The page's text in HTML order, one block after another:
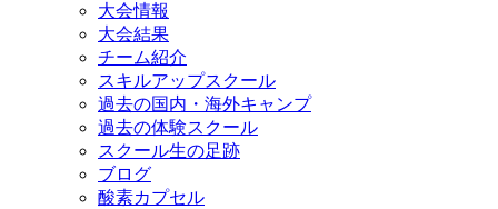
大会情報
大会結果
チーム紹介
スキルアップスクール
過去の国内・海外キャンプ
過去の体験スクール
スクール生の足跡
ブログ
酸素カプセル